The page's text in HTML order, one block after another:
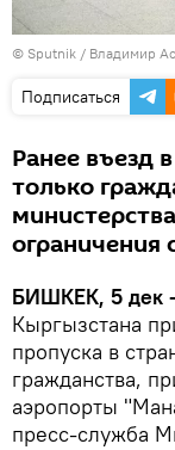
© Sputnik / Владимир
Подписаться
Ранее въезд
только
ограничения
БИШКЕК, 5 дек
Кыргызстана
пропуска в
гражданства,
аэропорты
пресс-служба